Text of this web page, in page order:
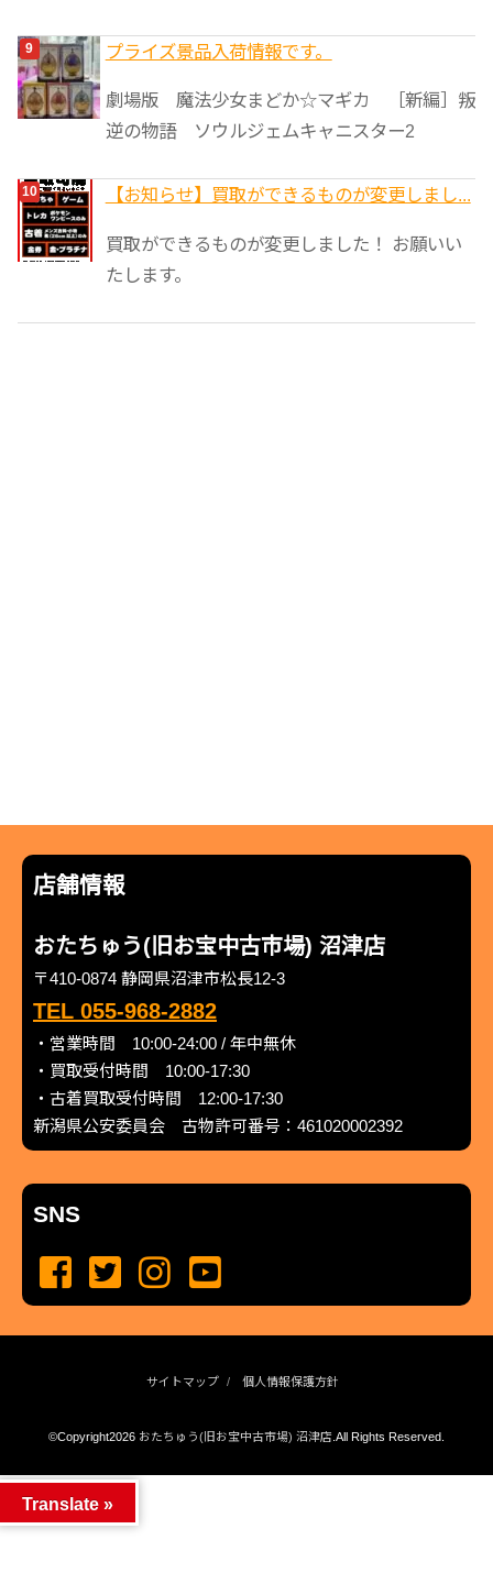
プライズ景品入荷情報です。
劇場版 魔法少女まどか☆マギカ ［新編］叛
逆の物語 ソウルジェムキャニスター2
【お知らせ】買取ができるものが変更しまし...
買取ができるものが変更しました！ お願いい
たします。
店舗情報
おたちゅう(旧お宝中古市場) 沼津店
〒410-0874 静岡県沼津市松長12-3
TEL 055-968-2882
・営業時間 10:00-24:00 / 年中無休
・買取受付時間 10:00-17:30
・古着買取受付時間 12:00-17:30
新潟県公安委員会 古物許可番号：461020002392
SNS
サイトマップ 個人情報保護方針
©Copyright2026 おたちゅう(旧お宝中古市場) 沼津店.All Rights Reserved.
Translate »